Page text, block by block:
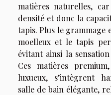
matières naturelles,
densité et donc la
tapis. Plus le grammage
moelleux et le tapis
évitant ainsi la
Ces matières
luxueux, s’intègrent
salle de bain élégante,